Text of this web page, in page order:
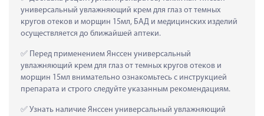
универсальный увлажняющий крем для глаз от темных
кругов отеков и морщин 15мл, БАД и медицинских изделий
осуществляется до ближайшей аптеки.
Перед применением Янссен универсальный
увлажняющий крем для глаз от темных кругов отеков и
морщин 15мл внимательно ознакомьтесь с инструкцией
препарата и строго следуйте указанным рекомендациям.
Узнать наличие Янссен универсальный увлажняющий